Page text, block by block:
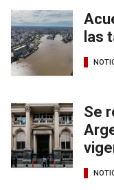
las
Se